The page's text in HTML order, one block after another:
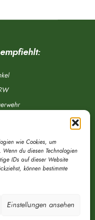
wie Cookies, um
du diesen Technologien
IDs auf dieser Website
können bestimmte
Einstellungen ansehen
Harsewinkel e. V.
e. V.